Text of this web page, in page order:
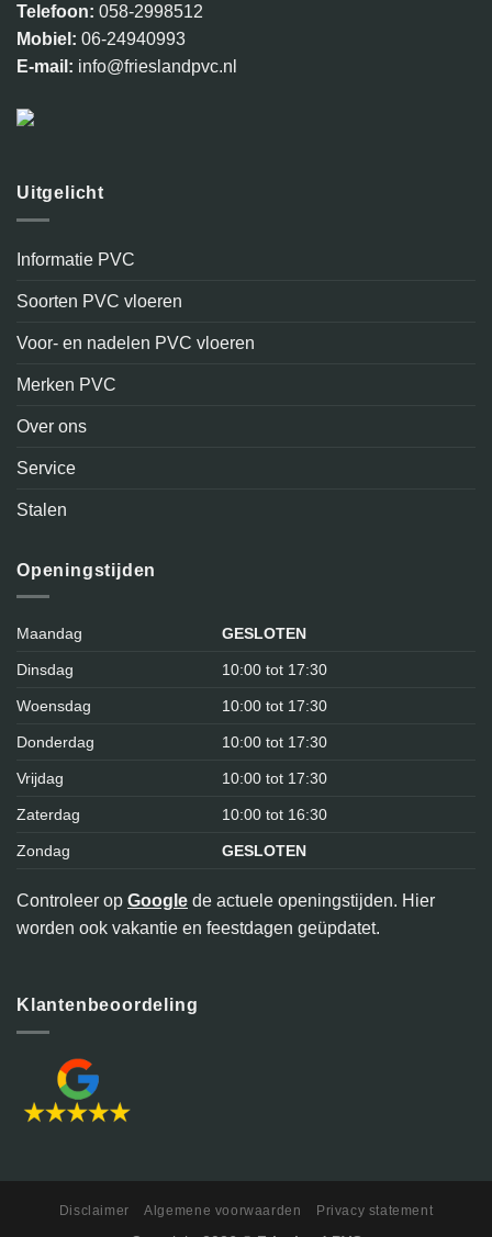
Telefoon: 058-2998512
Mobiel: 06-24940993
E-mail: info@frieslandpvc.nl
Uitgelicht
Informatie PVC
Soorten PVC vloeren
Voor- en nadelen PVC vloeren
Merken PVC
Over ons
Service
Stalen
Openingstijden
Maandag GESLOTEN
Dinsdag 10:00 tot 17:30
Woensdag 10:00 tot 17:30
Donderdag 10:00 tot 17:30
Vrijdag 10:00 tot 17:30
Zaterdag 10:00 tot 16:30
Zondag GESLOTEN
Controleer op Google de actuele openingstijden. Hier
worden ook vakantie en feestdagen geüpdatet.
Klantenbeoordeling
Disclaimer Algemene voorwaarden Privacy statement